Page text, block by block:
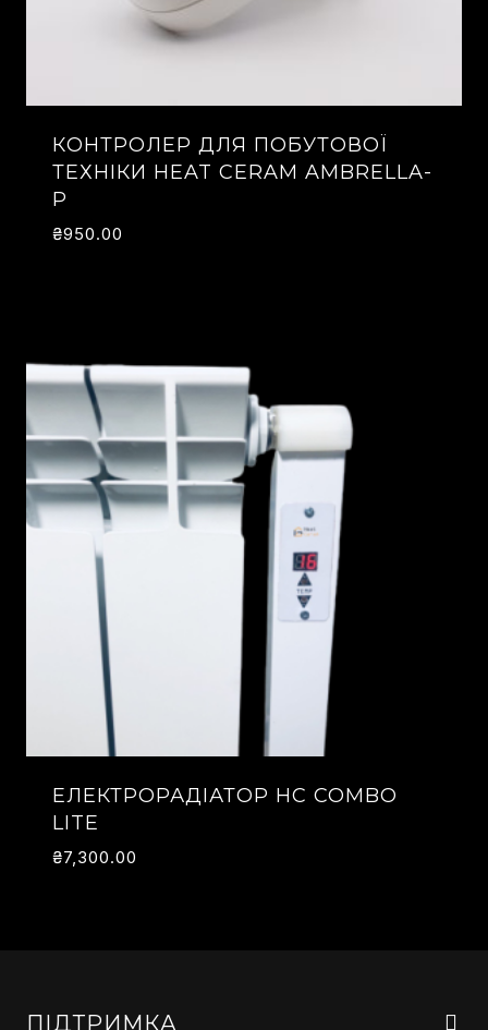
КОНТРОЛЕР ДЛЯ ПОБУТОВОЇ
ТЕХНІКИ HEAT CERAM AMBRELLA-
P
₴950.00
ЕЛЕКТРОРАДІАТОР HC COMBO
LITE
₴7,300.00
ПІДТРИМКА